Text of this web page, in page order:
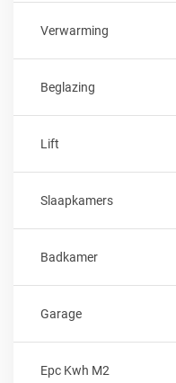
Verwarming
Beglazing
Lift
Slaapkamers
Badkamer
Garage
Epc Kwh M2